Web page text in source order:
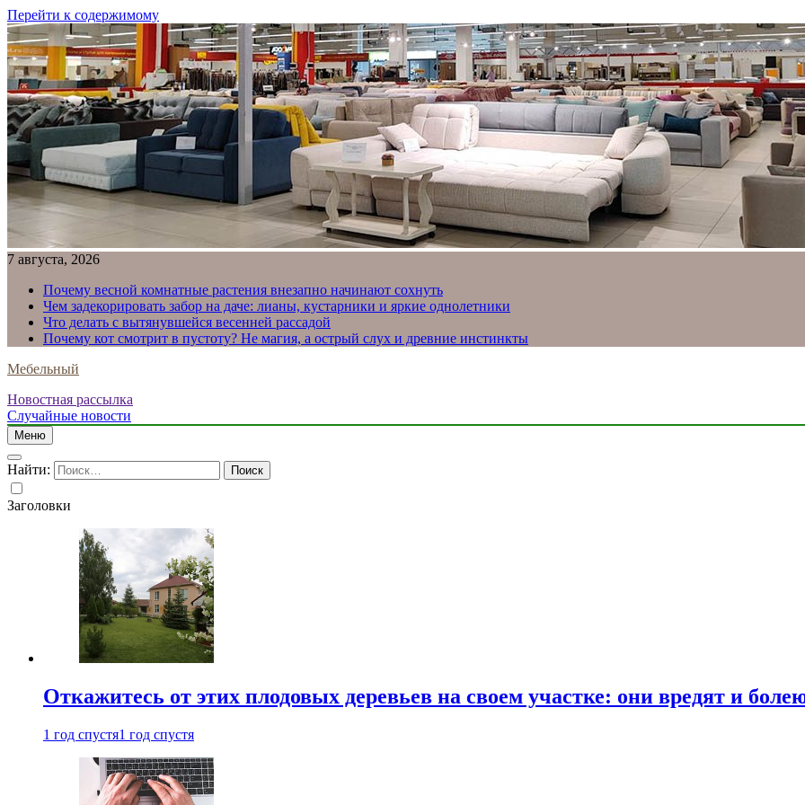
Перейти к содержимому
7 августа, 2026
Почему весной комнатные растения внезапно начинают сохнуть
Чем задекорировать забор на даче: лианы, кустарники и яркие однолетники
Что делать с вытянувшейся весенней рассадой
Почему кот смотрит в пустоту? Не магия, а острый слух и древние инстинкты
Мебельный
Новостная рассылка
Случайные новости
Меню
Найти:
Заголовки
Откажитесь от этих плодовых деревьев на своем участке: они вредят и
1 год спустя1 год спустя